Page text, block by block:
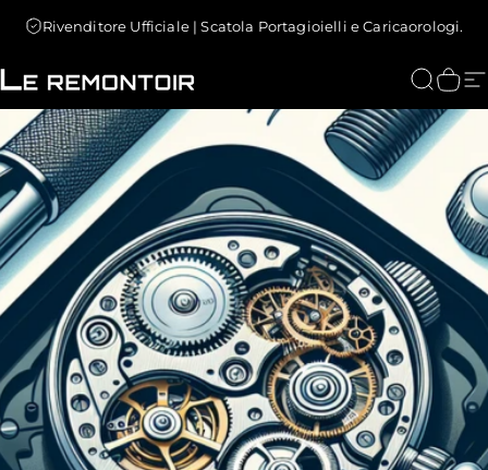
Rivenditore Ufficiale | Scatola Portagioielli e Caricaorologi.
Le Remontoir : Porta Orologi Cerca